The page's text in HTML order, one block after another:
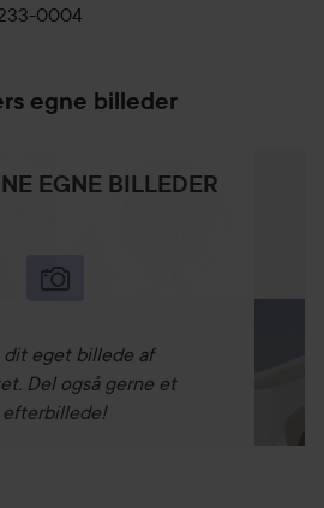
0004
egne billeder
EGNE BILLEDER
dit eget billede af
Del også gerne et
efterbillede!